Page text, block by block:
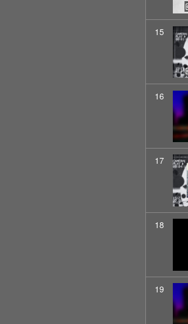
15
16
17
18
19